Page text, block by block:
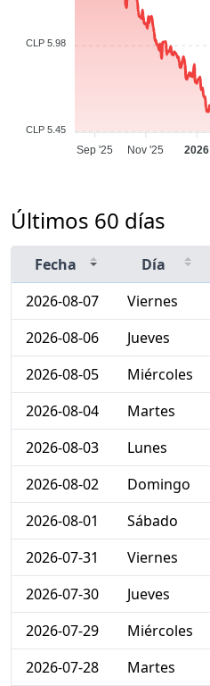
CLP 5.98
CLP 5.45
Sep '25 Nov '25 2026
Últimos 60 días
Fecha Día
2026-08-07
Viernes
2026-08-06
Jueves
2026-08-05
Miércoles
2026-08-04
Martes
2026-08-03
Lunes
2026-08-02
Domingo
2026-08-01
Sábado
2026-07-31
Viernes
2026-07-30
Jueves
2026-07-29
Miércoles
2026-07-28
Martes